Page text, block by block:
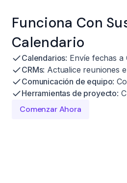
Funciona Con
Calendario
Calendarios: Envíe fechas a
CRMs: Actualice reuniones
Comunicación de equipo:
Herramientas de proyecto:
Comenzar Ahora